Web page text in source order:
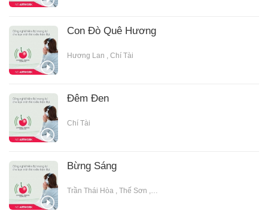
Con Đò Quê Hương
Hương Lan , Chí Tài
Đêm Đen
Chí Tài
Bừng Sáng
Trần Thái Hòa , Thế Sơn , Chí Tài